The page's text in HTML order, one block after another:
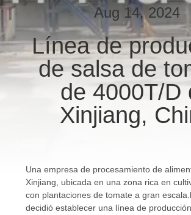
VIAJE
DE
LA
FÁBRICA
CONTROL
CALIDAD
ÉNTRENOS
Aug 14, 2024
Línea de
de salsa de
de 4000T/D
Xinjiang,
Una empresa de procesamiento de
Xinjiang, ubicada en una zona rica en
con plantaciones de tomate a gran
decidió establecer una línea de